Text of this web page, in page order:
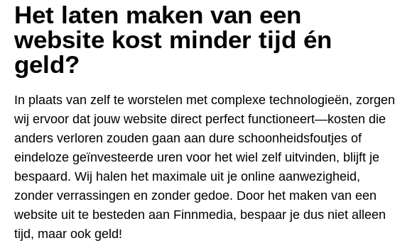
Het laten maken van een
website kost minder tijd én
geld?
In plaats van zelf te worstelen met complexe technologieën, zorgen
wij ervoor dat jouw website direct perfect functioneert—kosten die
anders verloren zouden gaan aan dure schoonheidsfoutjes of
eindeloze geïnvesteerde uren voor het wiel zelf uitvinden, blijft je
bespaard. Wij halen het maximale uit je online aanwezigheid,
zonder verrassingen en zonder gedoe. Door het maken van een
website uit te besteden aan Finnmedia, bespaar je dus niet alleen
tijd, maar ook geld!